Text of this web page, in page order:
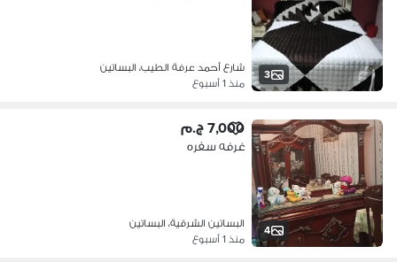
3
شارع أحمد عرفة الطيب، البساتين
منذ 1 أسبوع
4
7,000 ج.م
غرفه سفره
البساتين الشرقية، البساتين
منذ 1 أسبوع